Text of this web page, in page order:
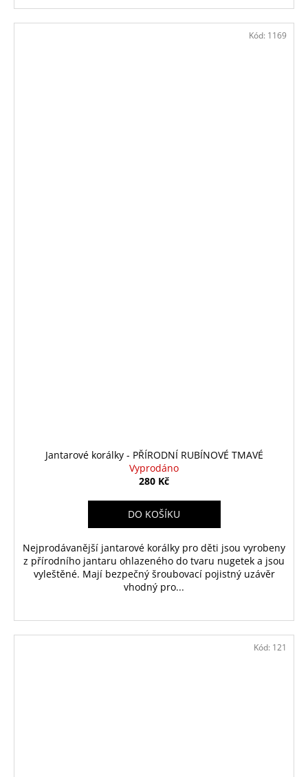
Jantarové korálky - PŘÍRODNÍ RUBÍNOVÉ TMAVÉ
Vyprodáno
280 Kč
DO KOŠÍKU
Nejprodávanější jantarové korálky pro děti jsou vyrobeny
z přírodního jantaru ohlazeného do tvaru nugetek a jsou
vyleštěné. Mají bezpečný šroubovací pojistný uzávěr
vhodný pro...
Kód: 1169
Kód: 121